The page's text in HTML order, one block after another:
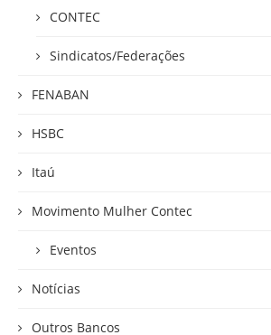
CONTEC
Sindicatos/Federações
FENABAN
HSBC
Itaú
Movimento Mulher Contec
Eventos
Notícias
Outros Bancos